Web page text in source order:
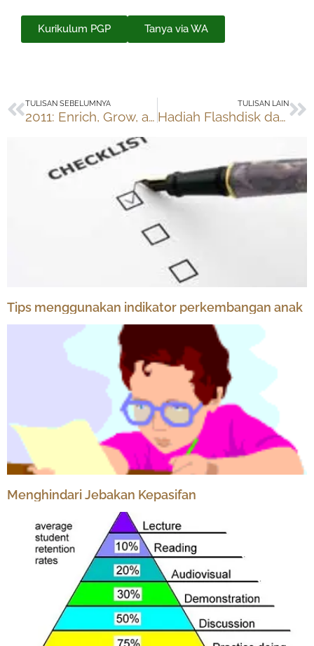
Kurikulum PGP Tanya via WA
Prev
TULISAN SEBELUMNYA
2011: Enrich, Grow, and Flow
TULISAN LAIN
Hadiah Flashdisk dari ISBA 2010
Tips menggunakan indikator perkembangan anak
Menghindari Jebakan Kepasifan